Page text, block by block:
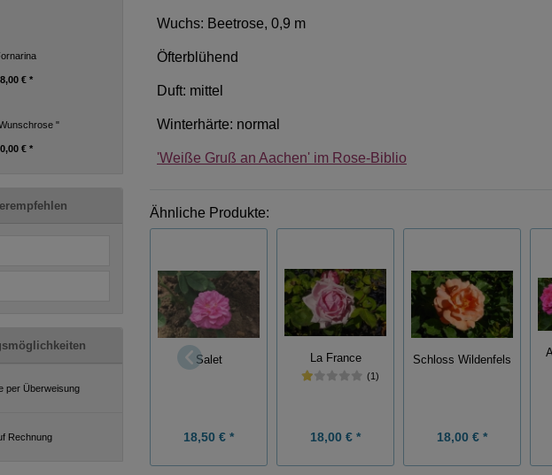
€ *
"
€ *
per Überweisung
Rechnung
Wuchs: Beetrose, 0,9 m
Öfterblühend
Duft: mittel
Winterhärte: normal
'Weiße Gruß an Aachen' im Rose-Biblio
Ähnliche Produkte:
Salet
18,50 € *
La France
(1)
18,00 € *
Schloss Wildenfels
18,00 € *